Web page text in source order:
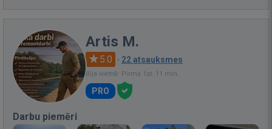
Artis M.
5.0 · 22 atsauksmes
Bija vietnē: Pirms 1st. 11 min.
PRO
Darbu piemēri